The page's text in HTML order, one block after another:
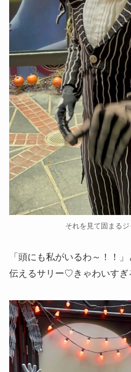
それを見て固まる
「頭にも私がいるわ～！！
伝えるサリー♡きゃわいすぎ